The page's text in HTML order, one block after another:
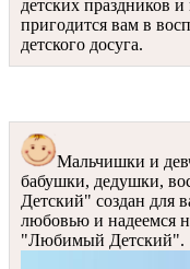
детских праздников
пригодится вам в
детского досуга.
Мальчишки и
бабушки, дедушки,
Детский" создан для
любовью и надеемся
"Любимый Детский".